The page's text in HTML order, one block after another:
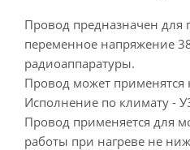
Провод предназначен для
переменное напряжение
радиоаппаратуры.
Провод может применятся
Исполнение по климату -
Провод применяется для
работы при нагреве не